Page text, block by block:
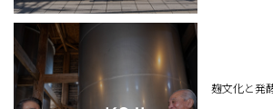
麹文化と発